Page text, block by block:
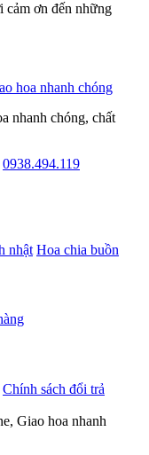
cảm ơn đến những
nhanh chóng, chất
0938.494.119
nhật Hoa chia buồn
Chính sách đổi trả
Giao hoa nhanh